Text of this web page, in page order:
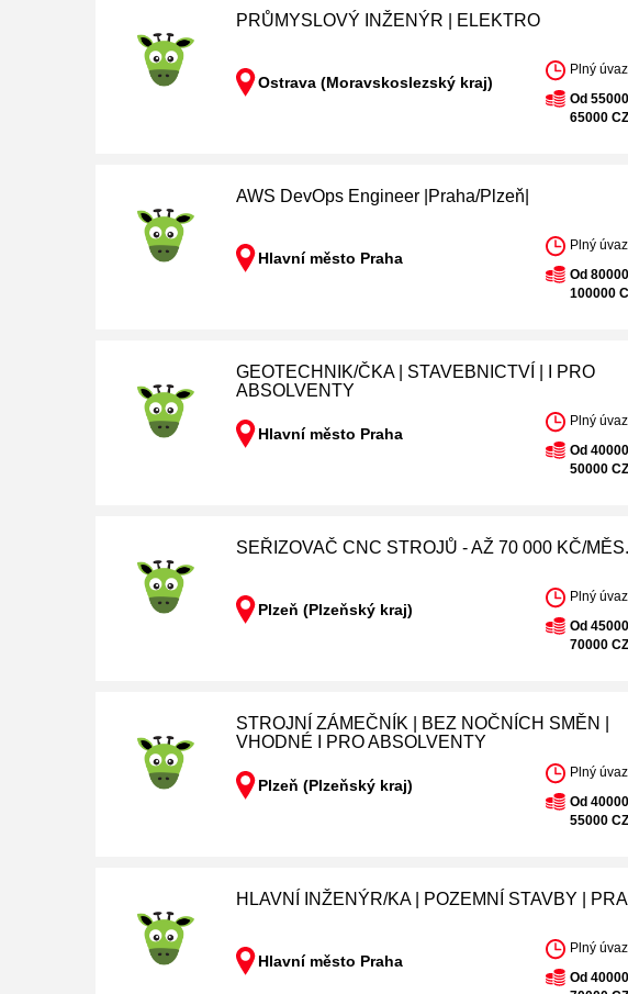
PRŮMYSLOVÝ INŽENÝR | ELEKTRO
Ostrava (Moravskoslezský kraj)
Plný
Od
65000
AWS DevOps Engineer |Praha/Plzeň|
Hlavní město Praha
Plný
Od
100000
GEOTECHNIK/ČKA | STAVEBNICTVÍ | I PRO
ABSOLVENTY
Hlavní město Praha
Plný
Od
50000
SEŘIZOVAČ CNC STROJŮ - AŽ 70 000 KČ/MĚS.
Plzeň (Plzeňský kraj)
Plný
Od
70000
STROJNÍ ZÁMEČNÍK | BEZ NOČNÍCH SMĚN |
VHODNÉ I PRO ABSOLVENTY
Plzeň (Plzeňský kraj)
Plný
Od
55000
HLAVNÍ INŽENÝR/KA | POZEMNÍ STAVBY |
Hlavní město Praha
Plný
Od